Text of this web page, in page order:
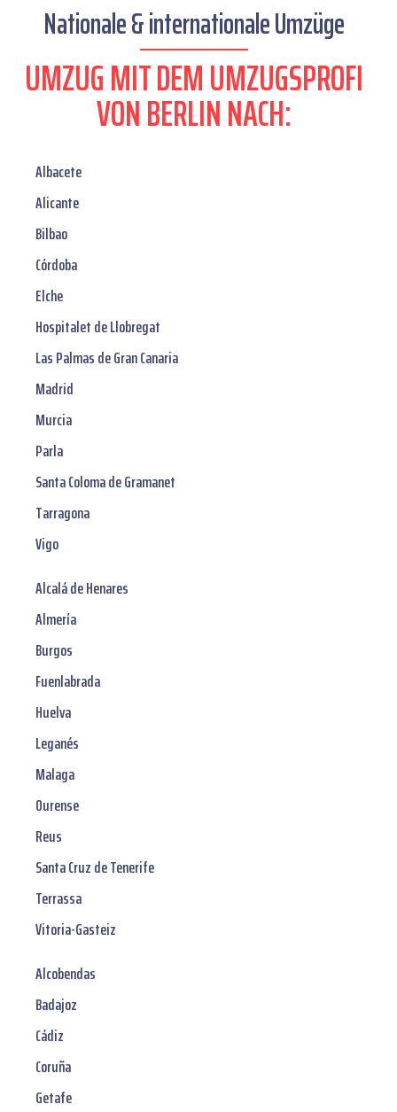
Nationale & internationale Umzüge
UMZUG MIT DEM UMZUGSPROFI
VON BERLIN NACH:
Albacete
Alicante
Bilbao
Córdoba
Elche
Hospitalet de Llobregat
Las Palmas de Gran Canaria
Madrid
Murcia
Parla
Santa Coloma de Gramanet
Tarragona
Vigo
Alcalá de Henares
Almería
Burgos
Fuenlabrada
Huelva
Leganés
Malaga
Ourense
Reus
Santa Cruz de Tenerife
Terrassa
Vitoria-Gasteiz
Alcobendas
Badajoz
Cádiz
Coruña
Getafe